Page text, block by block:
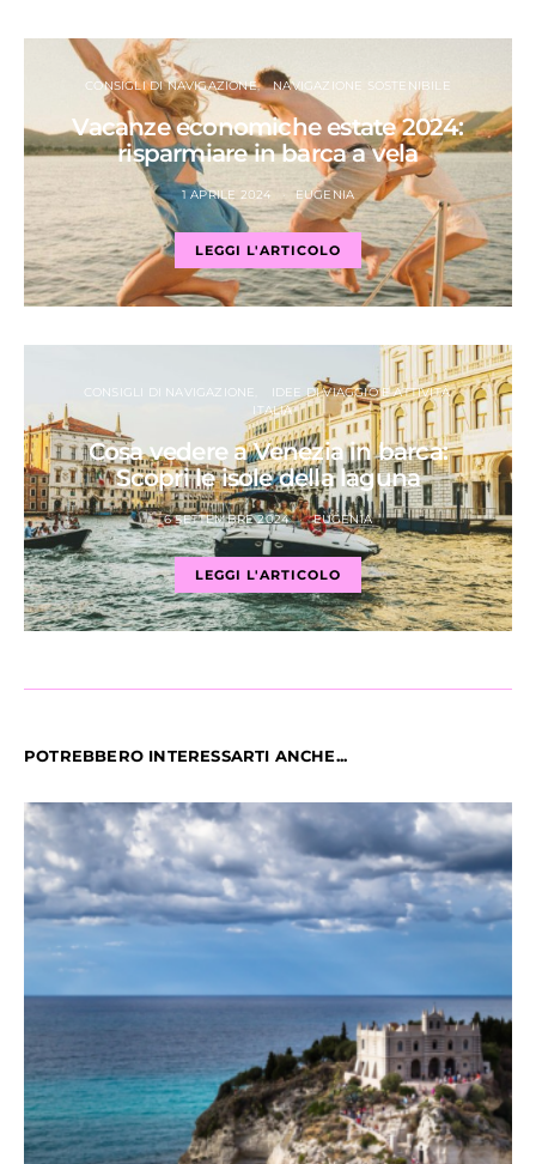
CONSIGLI DI NAVIGAZIONE NAVIGAZIONE SOSTENIBILE
Vacanze economiche estate 2024:
risparmiare in barca a vela
1 APRILE 2024 EUGENIA
LEGGI L'ARTICOLO
CONSIGLI DI NAVIGAZIONE
IDEE DI VIAGGIO E ATTIVITÀ
ITALIA
Cosa vedere a Venezia in barca:
Scopri le isole della laguna
6 SETTEMBRE 2024 EUGENIA
LEGGI L'ARTICOLO
POTREBBERO INTERESSARTI ANCHE...